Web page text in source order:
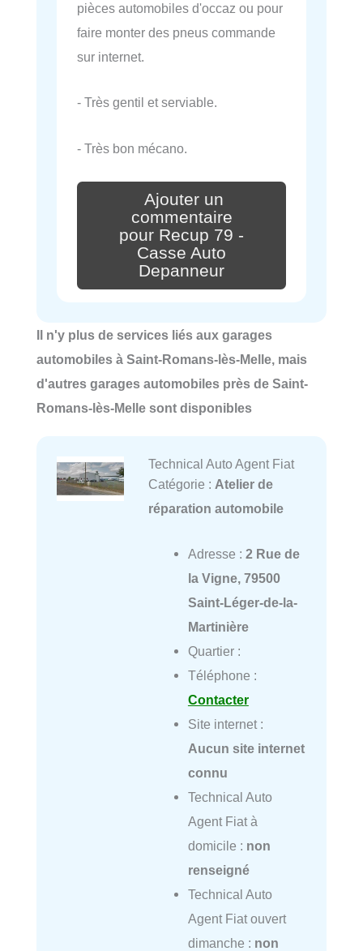
pièces automobiles d'occaz ou pour
faire monter des pneus commande
sur internet.
- Très gentil et serviable.
- Très bon mécano.
Ajouter un
commentaire
pour Recup 79 -
Casse Auto
Depanneur
Il n'y plus de services liés aux garages
automobiles à Saint-Romans-lès-Melle, mais
d'autres garages automobiles près de Saint-
Romans-lès-Melle sont disponibles
Technical Auto Agent Fiat
Catégorie : Atelier de
réparation automobile
Adresse : 2 Rue de
la Vigne, 79500
Saint-Léger-de-la-
Martinière
Quartier :
Téléphone :
Contacter
Site internet :
Aucun site internet
connu
Technical Auto
Agent Fiat à
domicile : non
renseigné
Technical Auto
Agent Fiat ouvert
dimanche : non